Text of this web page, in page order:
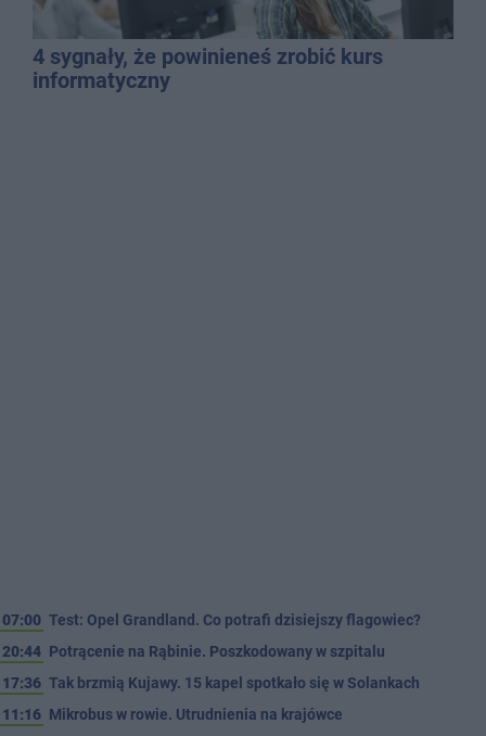
4 sygnały, że powinieneś zrobić kurs
informatyczny
07:00 Test: Opel Grandland. Co potrafi dzisiejszy flagowiec?
20:44 Potrącenie na Rąbinie. Poszkodowany w szpitalu
17:36 Tak brzmią Kujawy. 15 kapel spotkało się w Solankach
11:16 Mikrobus w rowie. Utrudnienia na krajówce